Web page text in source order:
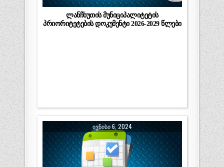
ლანჩხუთის მუნიციპალიტეტის
პრიორიტეტების დოკუმენტი 2026-2029 წლები
ᲘᲕᲜᲘᲡᲘ 6, 2024